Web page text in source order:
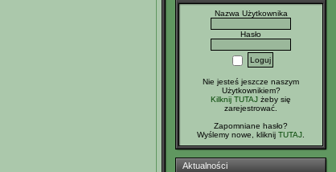
Nazwa Użytkownika
Hasło
Nie jesteś jeszcze naszym
Użytkownikiem?
Kilknij TUTAJ żeby się
zarejestrować.
Zapomniane hasło?
Wyślemy nowe, kliknij TUTAJ
Aktualności